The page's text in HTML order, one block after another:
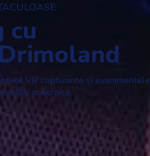
cu
VR captivante și evenimentele
puternice.